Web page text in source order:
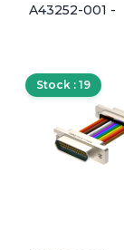
A43252-001 -
Stock : 19